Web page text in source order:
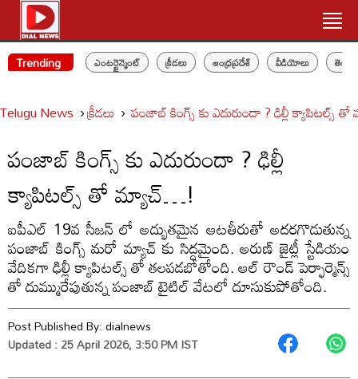
Trending ఎంటర్టైన్మెంట్ క్రీడలు ఆంధ్రప్రదేశ్ వీడియోలు
Telugu News క్రీడలు పంజాబ్ కింగ్స్ కు ఎదురుందా ? ఢిల్లీ క్యాపిటల్స్
పంజాబ్ కింగ్స్ కు ఎదురుందా ? ఢిల్లీ
క్యాపిటల్స్ తో మ్యాచ్…!
ఐపీఎల్ 19వ సీజన్ లో అద్భుతమైన ఆటతీరుతో అదరగొడుతున్న
పంజాబ్ కింగ్స్ మరో మ్యాచ్ కు సిద్ధమైంది. అరుణ్ జైట్లీ స్టేడియం
వేదికగా ఢిల్లీ క్యాపిటల్స్ తో తలపడబోతోంది. ఆల్ రౌండ్ పెర్ఫార్మెన్స్
తో దుమ్మురేపుతున్న పంజాబ్ టైటిల్ వేటలో దూసుకుపోతోంది.
Post Published By:dialnews
Updated : 25 April 2026, 3:50 PM IST